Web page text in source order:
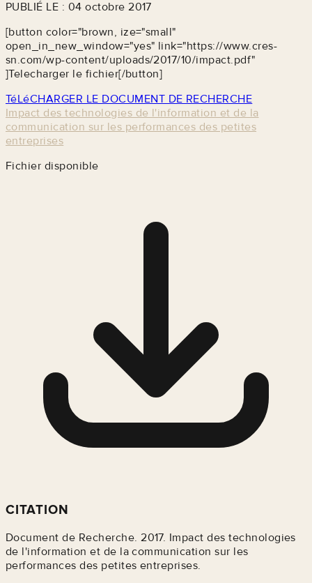
PUBLIÉ LE : 04 octobre 2017
[button color="brown, ize="small"
open_in_new_window="yes" link="https://www.cres-
sn.com/wp-content/uploads/2017/10/impact.pdf"
]Telecharger le fichier[/button]
TéLéCHARGER LE DOCUMENT DE RECHERCHE
Impact des technologies de l'information et de la
communication sur les performances des petites
entreprises
Fichier disponible
CITATION
Document de Recherche. 2017. Impact des technologies
de l'information et de la communication sur les
performances des petites entreprises.